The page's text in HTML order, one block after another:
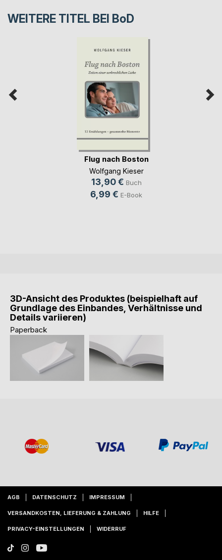
WEITERE TITEL BEI BoD
Flug nach Boston
Wolfgang Kieser
13,90 € Buch
6,99 € E-Book
3D-Ansicht des Produktes (beispielhaft auf
Grundlage des Einbandes, Verhältnisse und
Details variieren)
Paperback
AGB DATENSCHUTZ IMPRESSUM
VERSANDKOSTEN, LIEFERUNG & ZAHLUNG HILFE
PRIVACY-EINSTELLUNGEN WIDERRUF